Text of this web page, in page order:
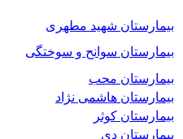
بیمارستان شهید مطهری
بیمارستان سوانح و سوختگی
بیمارستان محب
بیمارستان هاشمی نژاد
بیمارستان کوثر
بیمارستان دی